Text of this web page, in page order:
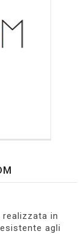
realizzata in
agli